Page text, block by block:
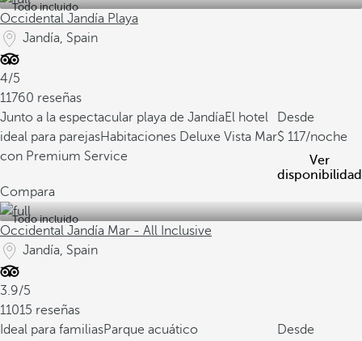
Todo incluido
Occidental Jandía Playa
Jandía, Spain
4/5
11760 reseñas
Junto a la espectacular playa de JandíaEl hotel
ideal para parejasHabitaciones Deluxe Vista Mar
con Premium Service
Desde
117/noche
Ver
disponibilidad
Compara
Todo incluido
Occidental Jandía Mar - All Inclusive
Jandía, Spain
3.9/5
11015 reseñas
Ideal para familiasParque acuático
Desde